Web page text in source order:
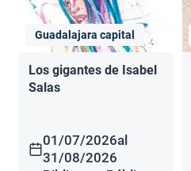
Guadalajara capital
Los gigantes de Isabel
Salas
01/07/2026al
31/08/2026